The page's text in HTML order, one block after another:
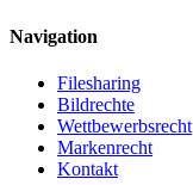
Navigation
Filesharing
Bildrechte
Wettbewerbsrecht
Markenrecht
Kontakt